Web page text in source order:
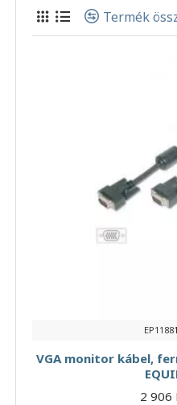
Termék
VGA monitor kábel,
2 906